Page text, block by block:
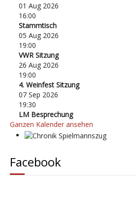
01 Aug 2026
16:00
Stammtisch
05 Aug 2026
19:00
VWR Sitzung
26 Aug 2026
19:00
4. Weinfest Sitzung
07 Sep 2026
19:30
LM Besprechung
Ganzen Kalender ansehen
Facebook